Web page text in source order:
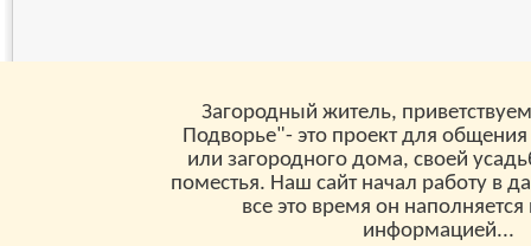
Загородный житель,
Подворье"- это проект для
или загородного дома, своей
поместья. Наш сайт начал работу в
все это время он
информацией...